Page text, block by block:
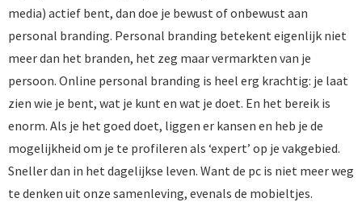
media) actief bent, dan doe je bewust of onbewust aan
personal branding. Personal branding betekent eigenlijk niet
meer dan het branden, het zeg maar vermarkten van je
persoon. Online personal branding is heel erg krachtig: je laat
zien wie je bent, wat je kunt en wat je doet. En het bereik is
enorm. Als je het goed doet, liggen er kansen en heb je de
mogelijkheid om je te profileren als ‘expert’ op je vakgebied.
Sneller dan in het dagelijkse leven. Want de pc is niet meer weg
te denken uit onze samenleving, evenals de mobieltjes.